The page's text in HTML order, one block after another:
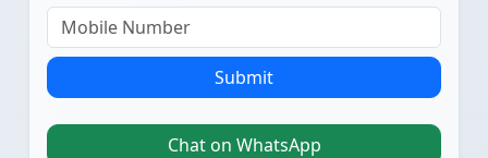
Submit
Chat on WhatsApp